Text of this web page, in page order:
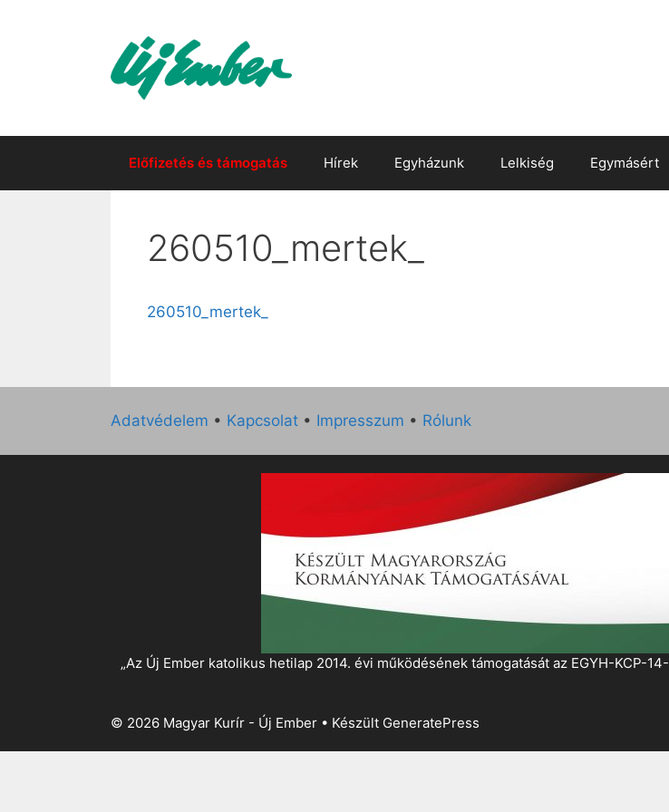
Előfizetés és támogatás Hírek Egyházunk Lelkiség Egymásért
260510_mertek_
260510_mertek_
Adatvédelem • Kapcsolat • Impresszum • Rólunk
„Az Új Ember katolikus hetilap 2014. évi működésének támogatását az EGYH-KCP-
© 2026 Magyar Kurír - Új Ember • Készült GeneratePress